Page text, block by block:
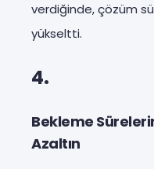
verdiğinde, çözüm
yükseltti.
4.
Bekleme
Azaltın